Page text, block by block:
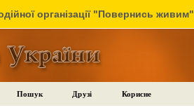
організації "Повернись живим"
Пошук Друзі Корисне